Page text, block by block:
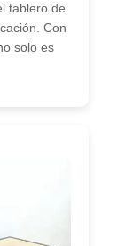
tablero de
Con
solo es